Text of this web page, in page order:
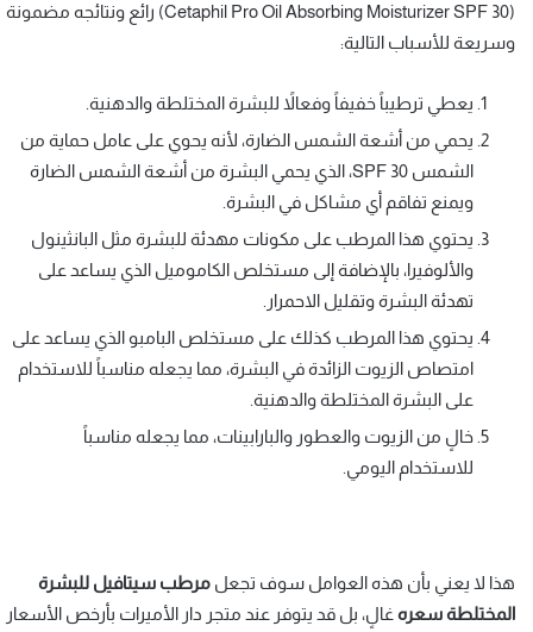
(Cetaphil Pro Oil Absorbing Moisturizer SPF 30) رائع ونتائجه مضمونة
وسريعة للأسباب التالية:
يعطي ترطيباً خفيفاً وفعالاً للبشرة المختلطة والدهنية.
يحمي من أشعة الشمس الضارة، لأنه يحوي على عامل حماية من
الشمس SPF 30، الذي يحمي البشرة من أشعة الشمس الضارة
ويمنع تفاقم أي مشاكل في البشرة.
يحتوي هذا المرطب على مكونات مهدئة للبشرة مثل البانثينول
والألوفيرا، بالإضافة إلى مستخلص الكاموميل الذي يساعد على
تهدئة البشرة وتقليل الاحمرار.
يحتوي هذا المرطب كذلك على مستخلص البامبو الذي يساعد على
امتصاص الزيوت الزائدة في البشرة، مما يجعله مناسباً للاستخدام
على البشرة المختلطة والدهنية.
خالٍ من الزيوت والعطور والبارابينات، مما يجعله مناسباً
للاستخدام اليومي.
هذا لا يعني بأن هذه العوامل سوف تجعل مرطب سيتافيل للبشرة
المختلطة سعره غالٍ، بل قد يتوفر عند متجر دار الأميرات بأرخص الأسعار